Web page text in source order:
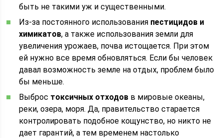
быть не такими уж и существенными.
Из-за постоянного использования пестицидов и
химикатов, а также использования земли для
увеличения урожаев, почва истощается. При этом
ей нужно все время обновляться. Если бы человек
давал возможность земле на отдых, проблем было
бы меньше.
Выброс токсичных отходов в мировые океаны,
реки, озера, моря. Да, правительство старается
контролировать подобное кощунство, но никто не
дает гарантий, а тем временем настолько